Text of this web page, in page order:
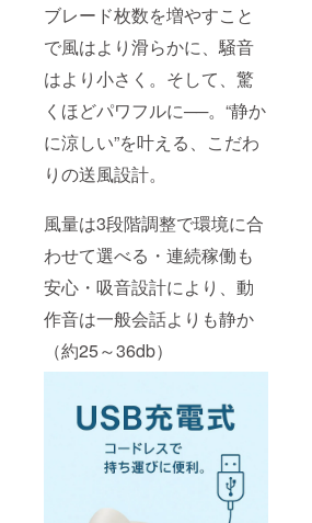
ブレード枚数を増やすこと
で風はより滑らかに、騒音
はより小さく。そして、驚
くほどパワフルに──。“静か
に涼しい”を叶える、こだわ
りの送風設計。
風量は3段階調整で環境に合
わせて選べる・連続稼働も
安心・吸音設計により、動
作音は一般会話よりも静か
（約25～36db）